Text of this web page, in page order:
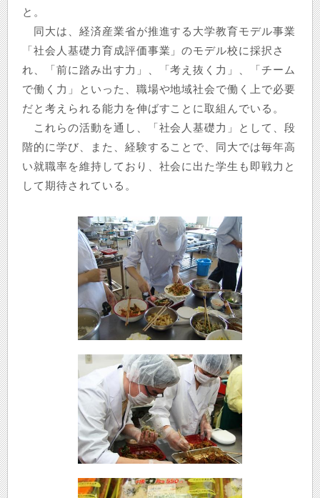
と。
同大は、経済産業省が推進する大学教育モデル事業
「社会人基礎力育成評価事業」のモデル校に採択さ
れ、「前に踏み出す力」、「考え抜く力」、「チーム
で働く力」といった、職場や地域社会で働く上で必要
だと考えられる能力を伸ばすことに取組んでいる。
これらの活動を通し、「社会人基礎力」として、段
階的に学び、また、経験することで、同大では毎年高
い就職率を維持しており、社会に出た学生も即戦力と
して期待されている。